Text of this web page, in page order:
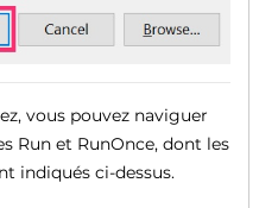
vous pouvez naviguer
Run et RunOnce, dont les
indiqués ci-dessus.